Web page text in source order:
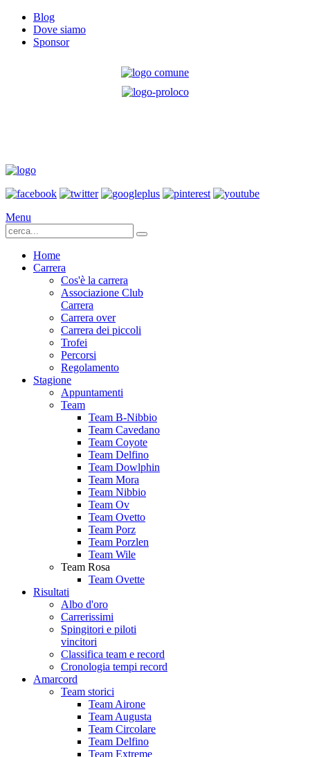
Blog
Dove siamo
Sponsor
Menu
Home
Carrera
Cos'è la carrera
Associazione Club
Carrera
Carrera over
Carrera dei piccoli
Trofei
Percorsi
Regolamento
Stagione
Appuntamenti
Team
Team B-Nibbio
Team Cavedano
Team Coyote
Team Delfino
Team Dowlphin
Team Mora
Team Nibbio
Team Ov
Team Ovetto
Team Porz
Team Porzlen
Team Wile
Team Rosa
Team Ovette
Risultati
Albo d'oro
Carrerissimi
Spingitori e piloti
vincitori
Classifica team e record
Cronologia tempi record
Amarcord
Team storici
Team Airone
Team Augusta
Team Circolare
Team Delfino
Team Extreme